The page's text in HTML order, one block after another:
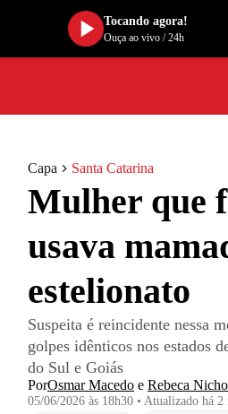
Capa Santa Catarina
Mulher que
usava
estelionato
Suspeita é reincidente nessa
golpes idênticos nos estados
do Sul e Goiás
PorOsmar Macedo e Rebeca
05/06/2026 às 18h30 • Atualizado há 2
Tocando agora!
Ouça ao vivo/24h